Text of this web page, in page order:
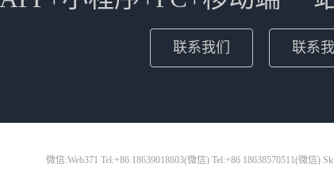
联系我们 联系我
微信:Web371 Tel:+86 18639018603(微信) Tel:+86 18638570511(微信)